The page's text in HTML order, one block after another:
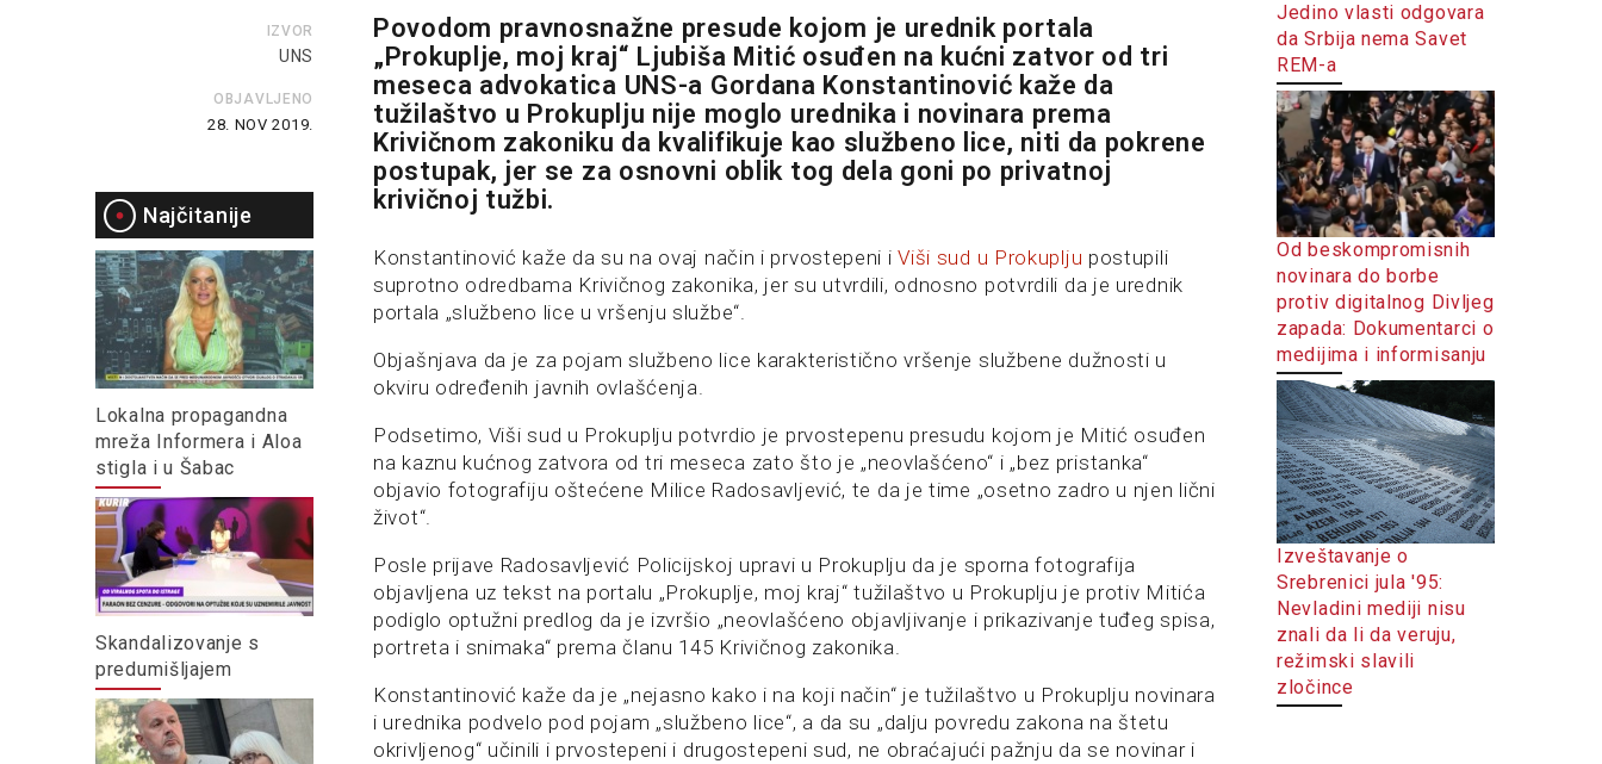
IZVOR
UNS
OBJAVLJENO
28. NOV 2019.
Najčitanije
Lokalna propagandna
mreža Informera i Aloa
stigla i u Šabac
Skandalizovanje s
predumišljajem
Povodom pravnosnažne presude kojom je urednik portala
„Prokuplje, moj kraj“ Ljubiša Mitić osuđen na kućni zatvor od tri
meseca advokatica UNS-a Gordana Konstantinović kaže da
tužilaštvo u Prokuplju nije moglo urednika i novinara prema
Krivičnom zakoniku da kvalifikuje kao službeno lice, niti da pokrene
postupak, jer se za osnovni oblik tog dela goni po privatnoj
krivičnoj tužbi.
Konstantinović kaže da su na ovaj način i prvostepeni iViši sud u Prokuplju postupili
suprotno odredbama Krivičnog zakonika, jer su utvrdili, odnosno potvrdili da je urednik
portala „službeno lice u vršenju službe“.
Objašnjava da je za pojam službeno lice karakteristično vršenje službene dužnosti u
okviru određenih javnih ovlašćenja.
Podsetimo, Viši sud u Prokuplju potvrdio je prvostepenu presudu kojom je Mitić osuđen
na kaznu kućnog zatvora od tri meseca zato što je „neovlašćeno“ i „bez pristanka“
objavio fotografiju oštećene Milice Radosavljević, te da je time „osetno zadro u njen lični
život“.
Posle prijave Radosavljević Policijskoj upravi u Prokuplju da je sporna fotografija
objavljena uz tekst na portalu „Prokuplje, moj kraj“ tužilaštvo u Prokuplju je protiv Mitića
podiglo optužni predlog da je izvršio „neovlašćeno objavljivanje i prikazivanje tuđeg spisa,
portreta i snimaka“ prema članu 145 Krivičnog zakonika.
Konstantinović kaže da je „nejasno kako i na koji način“ je tužilaštvo u Prokuplju novinara
i urednika podvelo pod pojam „službeno lice“, a da su „dalju povredu zakona na štetu
okrivljenog“ učinili i prvostepeni i drugostepeni sud, ne obraćajući pažnju da se novinar i
Jedino vlasti odgovara
da Srbija nema Savet
REM-a
Od beskompromisnih
novinara do borbe
protiv digitalnog Divljeg
zapada: Dokumentarci o
medijima i informisanju
Izveštavanje o
Srebrenici jula '95:
Nevladini mediji nisu
znali da li da veruju,
režimski slavili
zločince